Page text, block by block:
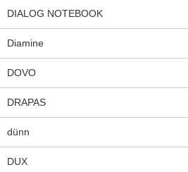
DIALOG NOTEBOOK
Diamine
DOVO
DRAPAS
dünn
DUX